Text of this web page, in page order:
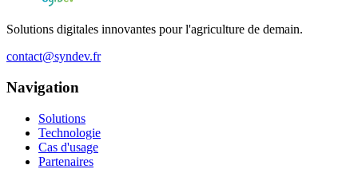
Solutions digitales innovantes pour l'agriculture de demain.
contact@syndev.fr
Navigation
Solutions
Technologie
Cas d'usage
Partenaires